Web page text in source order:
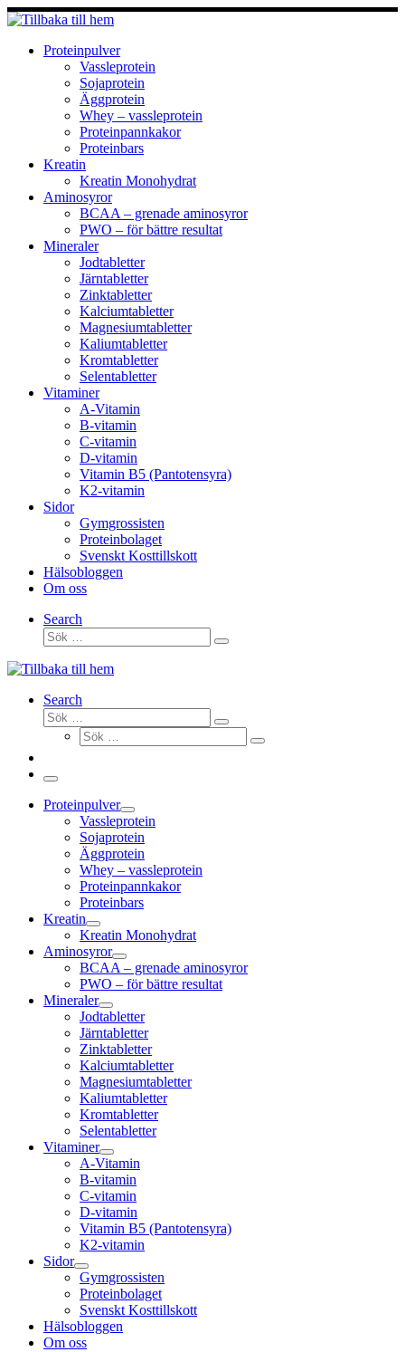
Hoppa
till
innehållProteinpulver
Vassleprotein
Sojaprotein
Äggprotein
Whey – vassleprotein
Proteinpannkakor
Proteinbars
Kreatin
Kreatin Monohydrat
Aminosyror
BCAA – grenade aminosyror
PWO – för bättre resultat
Mineraler
Jodtabletter
Järntabletter
Zinktabletter
Kalciumtabletter
Magnesiumtabletter
Kaliumtabletter
Kromtabletter
Selentabletter
Vitaminer
A-Vitamin
B-vitamin
C-vitamin
D-vitamin
Vitamin B5 (Pantotensyra)
K2-vitamin
Sidor
Gymgrossisten
Proteinbolaget
Svenskt Kosttillskott
Hälsobloggen
Om oss
Search
Sök
Sök
Search
Sök
Sök
Sök
Sök
Meny
Proteinpulver
Vassleprotein
Sojaprotein
Äggprotein
Whey – vassleprotein
Proteinpannkakor
Proteinbars
Kreatin
Kreatin Monohydrat
Aminosyror
BCAA – grenade aminosyror
PWO – för bättre resultat
Mineraler
Jodtabletter
Järntabletter
Zinktabletter
Kalciumtabletter
Magnesiumtabletter
Kaliumtabletter
Kromtabletter
Selentabletter
Vitaminer
A-Vitamin
B-vitamin
C-vitamin
D-vitamin
Vitamin B5 (Pantotensyra)
K2-vitamin
Sidor
Gymgrossisten
Proteinbolaget
Svenskt Kosttillskott
Hälsobloggen
Om oss